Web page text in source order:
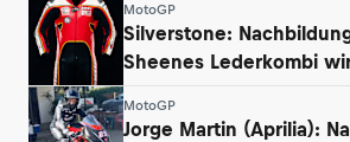
MotoGP
Silverstone:
Sheenes Lederkombi
MotoGP
Jorge Martin (Aprilia):